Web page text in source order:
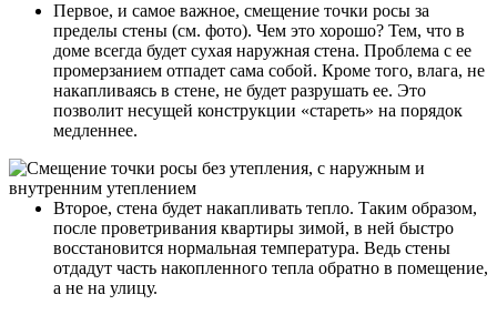
Первое, и самое важное, смещение точки росы за
пределы стены (см. фото). Чем это хорошо? Тем, что в
доме всегда будет сухая наружная стена. Проблема с ее
промерзанием отпадет сама собой. Кроме того, влага, не
накапливаясь в стене, не будет разрушать ее. Это
позволит несущей конструкции «стареть» на порядок
медленнее.
Второе, стена будет накапливать тепло. Таким образом,
после проветривания квартиры зимой, в ней быстро
восстановится нормальная температура. Ведь стены
отдадут часть накопленного тепла обратно в помещение,
а не на улицу.